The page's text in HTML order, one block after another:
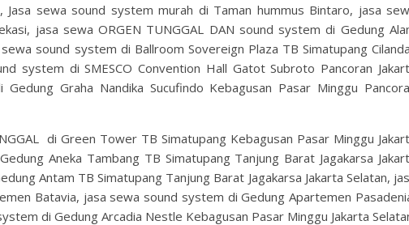
Jasa sewa sound system murah di Taman hummus Bintaro, jasa
jasa sewa ORGEN TUNGGAL DAN sound system di Gedung
sound system di Ballroom Sovereign Plaza TB Simatupang
system di SMESCO Convention Hall Gatot Subroto Pancoran
Graha Nandika Sucufindo Kebagusan Pasar Minggu
di Green Tower TB Simatupang Kebagusan Pasar Minggu
Aneka Tambang TB Simatupang Tanjung Barat Jagakarsa
Antam TB Simatupang Tanjung Barat Jagakarsa Jakarta Selatan,
Batavia, jasa sewa sound system di Gedung Apartemen
di Gedung Arcadia Nestle Kebagusan Pasar Minggu Jakarta